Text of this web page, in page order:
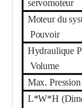
servomoteur
Moteur du
Pouvoir
Hydraulique
Volume
Max. Pression
L*W*H